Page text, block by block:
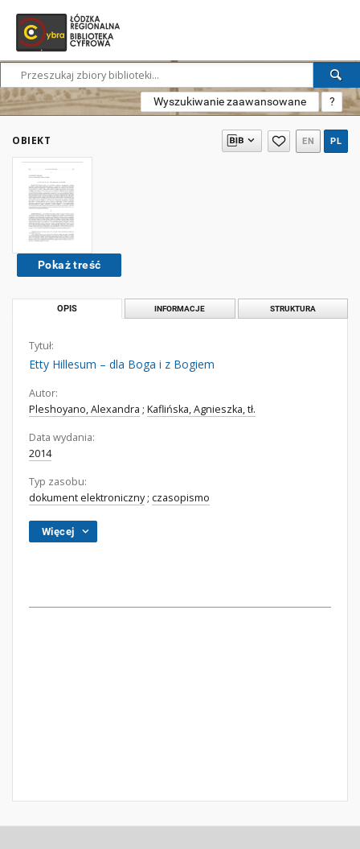
Wyszukiwanie zaawansowane ?
OBIEKT EN PL
Pokaż treść
OPIS INFORMACJE STRUKTURA
Tytuł:
Etty Hillesum – dla Boga i z Bogiem
Autor:
Pleshoyano, Alexandra ; Kaflińska, Agnieszka, tł.
Data wydania:
2014
Typ zasobu:
dokument elektroniczny; czasopismo
Więcej